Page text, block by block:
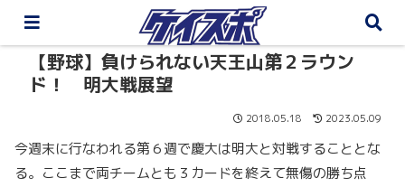
【野球】負けられない天王山第２ラウン
ド！ 明大戦展望
2018.05.18 2023.05.09
今週末に行なわれる第６週で慶大は明大と対戦することとな
る。ここまで両チームとも３カードを終えて無傷の勝ち点